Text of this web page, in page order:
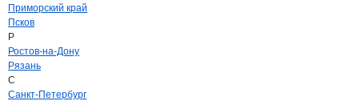
Приморский край
Псков
Р
Ростов-на-Дону
Рязань
С
Санкт-Петербург